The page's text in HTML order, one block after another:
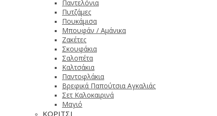
Παντελόνια
Πυτζάμες
Πουκάμισα
Μπουφάν / Αμάνικα
Ζακέτες
Σκουφάκια
Σαλοπέτα
Καλτσάκια
Παντοφλάκια
Βρεφικά Παπούτσια Αγκαλιάς
Σετ Καλοκαιρινά
Μαγιό
ΚΟΡΙΤΣΙ